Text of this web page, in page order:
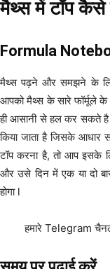
मैथ्स में टॉप
Formula
मैथ्स पढ़ने और समझने के
आपको मैथ्स के सारे फॉर्मूले के
ही आसानी से हल कर सकते है
किया जाता है जिसके आधार
टॉप करना है, तो आप इसके
और उसे दिन में एक या दो
होगा l
हमारे Telegram